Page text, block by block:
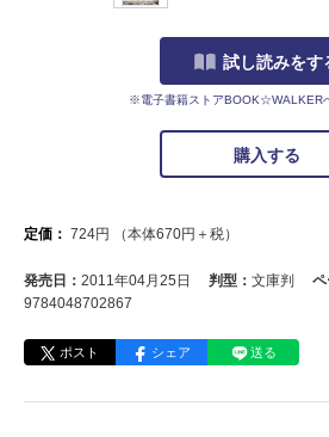
試し読みをす
※電子書籍ストアBOOK☆WALKER
購入する
定価： 724円 （本体670円＋税）
発売日： 2011年04月25日 判型： 文庫判 ペ
9784048702867
ポスト シェア 送る